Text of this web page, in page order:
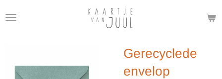
hoofdinhoud
Gerecyclede
envelop